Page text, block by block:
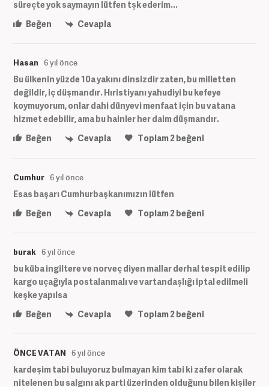
süreçte yok saymayın lütfen tşk ederim...
Beğen
Cevapla
Hasan 6 yıl önce
Bu ülkenin yüzde 10a yakını dinsizdir zaten, bu milletten
değildir, iç düşmandır. Hıristiyanı yahudiyi bu kefeye
koymuyorum, onlar dahi dünyevi menfaat için bu vatana
hizmet edebilir, ama bu hainler her daim düşmandır.
Beğen
Cevapla Toplam2beğeni
Cumhur 6 yıl önce
Esas başarı Cumhurbaşkanımızın lütfen
Beğen
Cevapla Toplam2 beğeni
burak 6 yıl önce
bu küba ingiltere ve norveç diyen mallar derhal tespit edilip
kargo uçağıyla postalanmalı ve vartandaşlığı iptal edilmeli
keşke yapılsa
Beğen
Cevapla Toplam2beğeni
ÖNCE VATAN 6 yıl önce
kardeşim tabi buluyoruz bulmayan kim tabi ki zafer olarak
nitelenen bu salgını ak parti üzerinden olduğunu bilen kişiler